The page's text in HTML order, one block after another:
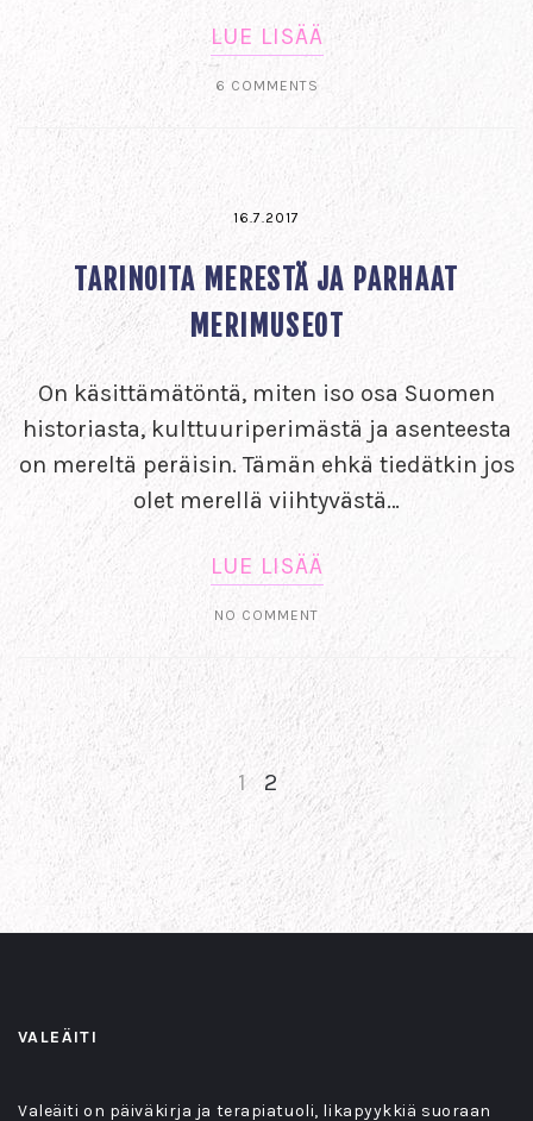
LUE LISÄÄ
6 COMMENTS
16.7.2017
TARINOITA MERESTÄ JA PARHAAT
MERIMUSEOT
On käsittämätöntä, miten iso osa Suomen
historiasta, kulttuuriperimästä ja asenteesta
on mereltä peräisin. Tämän ehkä tiedätkin jos
olet merellä viihtyvästä…
LUE LISÄÄ
NO COMMENT
1 2 NEXT
VALEÄITI
Valeäiti on päiväkirja ja terapiatuoli, likapyykkiä suoraan